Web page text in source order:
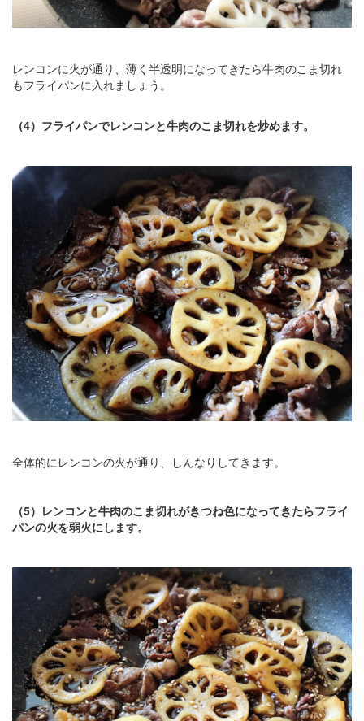
レンコンに火が通り、薄く半透明になってきたら牛肉のこま切れ
もフライパンに入れましょう。
（4）フライパンでレンコンと牛肉のこま切れを炒めます。
全体的にレンコンの火が通り、しんなりしてきます。
（5）レンコンと牛肉のこま切れがきつね色になってきたらフライ
パンの火を弱火にします。